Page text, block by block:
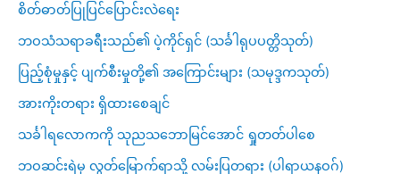
စိတ်ဓာတ်ပြုပြင်ပြောင်းလဲရေး
ဘဝသံသရာခရီးသည်၏ ပဲ့ကိုင်ရှင် (သင်္ခါရုပပတ္တိသုတ်)
ပြည့်စုံမှုနှင့် ပျက်စီးမှုတို့၏ အကြောင်းများ (သမုဒ္ဒကသုတ်)
အားကိုးတရား ရှိထားစေချင်
သင်္ခါရလောကကို သုညသဘောမြင်အောင် ရှုတတ်ပါစေ
ဘဝဆင်းရဲမှ လွတ်မြောက်ရာသို့ လမ်းပြတရား (ပါရာယနဝဂ်)